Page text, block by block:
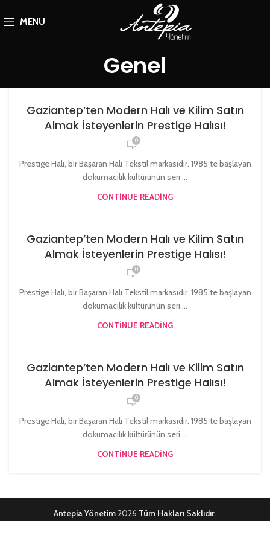
MENU
Genel
Gaziantep’ten Modern Halı ve Kilim Satın
Almak İsteyenlerin Prestige Halısı!
0
Prestige Halı, bir Başaran Halı Tekstil markasıdır. 1985’te başlayan
dokumacılık kültürünün seri ...
CONTINUE READING
Gaziantep’ten Modern Halı ve Kilim Satın
Almak İsteyenlerin Prestige Halısı!
0
Prestige Halı, bir Başaran Halı Tekstil markasıdır. 1985’te başlayan
dokumacılık kültürünün seri ...
CONTINUE READING
Gaziantep’ten Modern Halı ve Kilim Satın
Almak İsteyenlerin Prestige Halısı!
0
Prestige Halı, bir Başaran Halı Tekstil markasıdır. 1985’te başlayan
dokumacılık kültürünün seri ...
CONTINUE READING
Antepia Yönetim2026 Tüm Hakları Saklıdır.